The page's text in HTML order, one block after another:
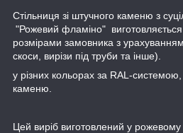
Стільниця зі штучного каменю з
"Рожевий фламіно" виготовляється
розмірами замовника з
скоси, вирізи під труби та інше).
у різних кольорах за RAL-системою,
каменю.
Цей виріб виготовлений у рожевому